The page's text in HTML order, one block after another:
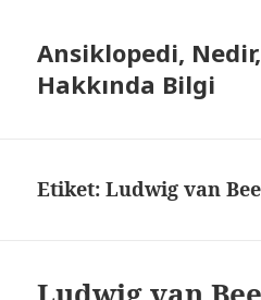
Ansiklopedi, Nedir,
Hakkında Bilgi
Etiket: Ludwig van